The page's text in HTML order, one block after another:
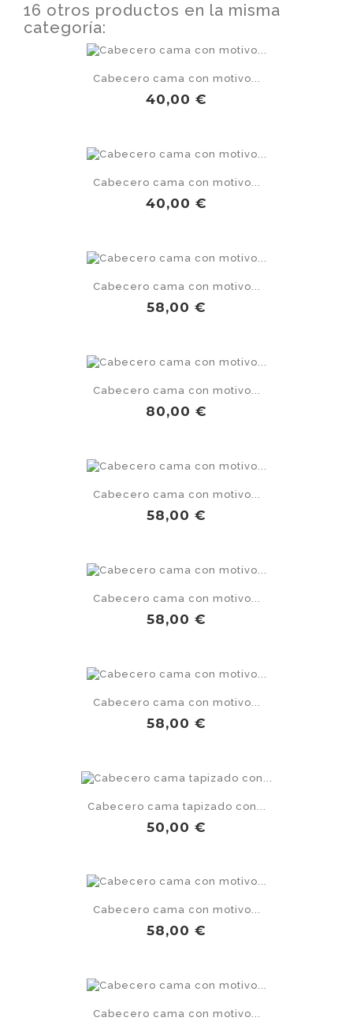
16 otros productos en la misma
categoría:
Cabecero cama con motivo...
Precio
40,00 €
Cabecero cama con motivo...
Precio
40,00 €
Cabecero cama con motivo...
Precio
58,00 €
Cabecero cama con motivo...
Precio
80,00 €
Cabecero cama con motivo...
Precio
58,00 €
Cabecero cama con motivo...
Precio
58,00 €
Cabecero cama con motivo...
Precio
58,00 €
Cabecero cama tapizado con...
Precio
50,00 €
Cabecero cama con motivo...
Precio
58,00 €
Cabecero cama con motivo...